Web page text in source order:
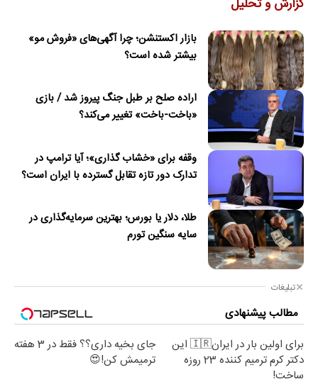
گزارش و تحلیل
بازار اکستنشن؛ چرا آگهی‌های «فروش مو»
بیشتر شده است؟
اراده صلح بر طبل جنگ پیروز شد / بازی
«باخت-باخت» تغییر می‌کند؟
وقفه برای «خشاب گذاری»؛ آیا ترامپ در
تدارک دور تازه تقابل گسترده با ایران است؟
طلا، دلار یا بورس؛ بهترین سرمایه‌گذاری در
سایه سنگین تورم
تبلیغات
مطالب پیشنهادی
برای اولین بار در ایران🇮🇷 این
دکتر کرم ترمیم کننده 23 روزه
ساخت!
جای بخیه داری؟؟ فقط در 3 هفته
ترمیمش کن!😍